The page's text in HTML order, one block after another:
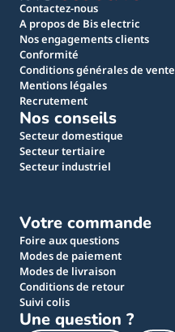
Contactez-nous
A propos de Bis electric
Nos engagements clients
Conformité
Conditions générales de vente
Mentions légales
Recrutement
Nos conseils
Secteur domestique
Secteur tertiaire
Secteur industriel
Votre commande
Foire aux questions
Modes de paiement
Modes de livraison
Conditions de retour
Suivi colis
Une question ?